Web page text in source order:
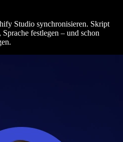
Studio synchronisieren. Skript
festlegen – und schon